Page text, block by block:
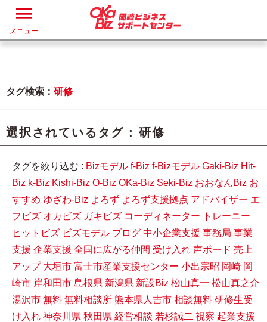
メニュー
タグ検索： 研修
選択されているタグ : 研修
タグを絞り込む : Bizモデル f-Biz f-Bizモデル Gaki-Biz Hit-
Biz k-Biz Kishi-Biz O-Biz OKa-Biz Seki-Biz おおなんBiz お
すすめ ゆざわ-Biz よろず よろず支援拠点 アドバイザー エ
フビズ オカビズ ガキビズ コーディネーター
トレーニー
ヒットビズ ビズモデル ブログ 中小企業支援 事務局 事業
支援 企業支援 全国に広がる仲間 受け入れ 声ボード 売上
アップ 大垣市 富士市産業支援センター 小出宗昭 岡崎 岡
崎市 岸和田市 島根県 新潟県 新設Biz 松山真一 松山真之介
湯沢市 無料 無料相談所 熊本県人吉市 相談無料 研修生受
け入れ 神奈川県 秋田県 経営相談 若杉誠二 視察 起業支援